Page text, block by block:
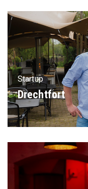
Startup
Drechtfort